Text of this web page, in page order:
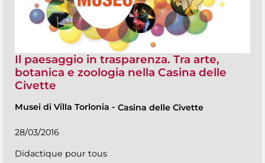
Il paesaggio in trasparenza. Tra arte,
botanica e zoologia nella Casina delle
Civette
Musei di Villa Torlonia - Casina delle Civette
28/03/2016
Didactique pour tous